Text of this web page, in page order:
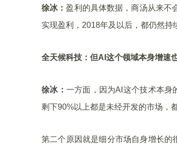
徐冰：盈利的具体数据，商汤从来不
实现盈利，2018年及以后，都仍然持
全天候科技：但AI这个领域本身增速
徐冰： 一方面，因为AI这个技术本身
剩下90%以上都是未经开发的市场，
第二个原因就是细分市场自身增长